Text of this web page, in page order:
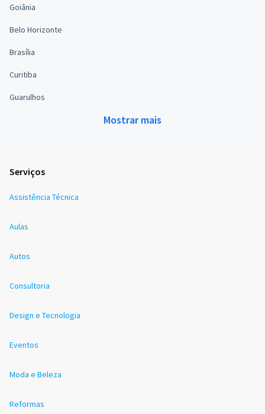
Goiânia
Belo Horizonte
Brasília
Curitiba
Guarulhos
Mostrar mais
Serviços
Assistência Técnica
Aulas
Autos
Consultoria
Design e Tecnologia
Eventos
Moda e Beleza
Reformas